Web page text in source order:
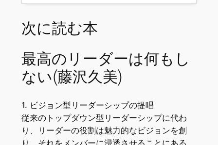
次に読む本
最高のリーダーは何もし
ない(藤沢久美)
1. ビジョン型リーダーシップの提唱
従来のトップダウン型リーダーシップに代わ
り、リーダーの役割は魅力的なビジョンを創
り、それをメンバーに浸透させることにある